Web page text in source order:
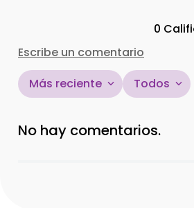
0
Escribe un comentario
Título
Más reciente Todos
No hay comentarios.